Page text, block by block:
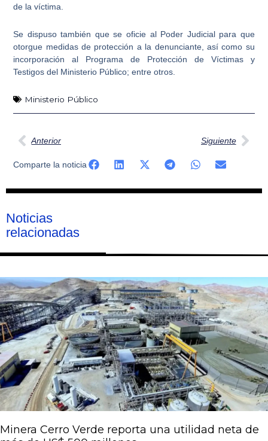
de la víctima.
Se dispuso también que se oficie al Poder Judicial para que
otorgue medidas de protección a la denunciante, así como su
incorporación al Programa de Protección de Víctimas y
Testigos del Ministerio Público; entre otros.
Ministerio Público
Ant
Anterior Siguiente
Comparte la noticia
Noticias
relacionadas
Minera Cerro Verde reporta una utilidad neta de
Página
Página
Página
Página
Página